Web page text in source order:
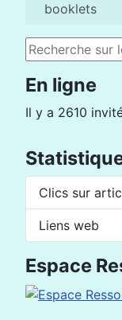
Espace
booklets
Rechercher
En ligne
Il y a 2610
Clics sur
Liens web